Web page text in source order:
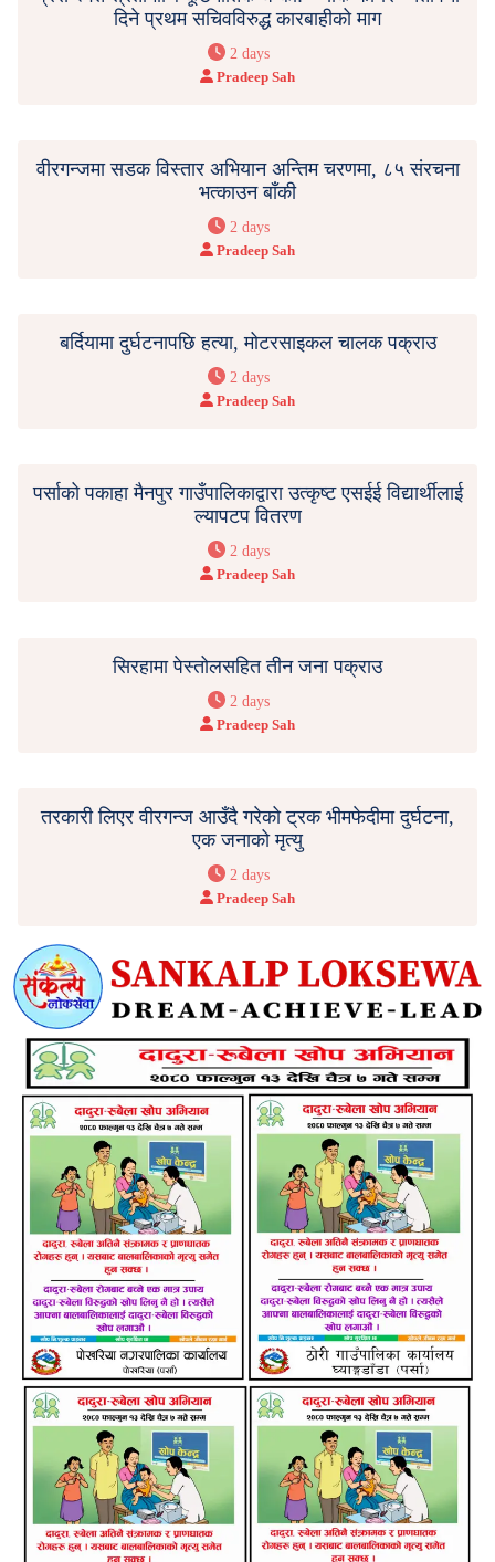
दिने प्रथम सचिवविरुद्ध कारबाहीको माग
2 days
Pradeep Sah
वीरगन्जमा सडक विस्तार अभियान अन्तिम चरणमा, ८५ संरचना
भत्काउन बाँकी
2 days
Pradeep Sah
बर्दियामा दुर्घटनापछि हत्या, मोटरसाइकल चालक पक्राउ
2 days
Pradeep Sah
पर्साको पकाहा मैनपुर गाउँपालिकाद्वारा उत्कृष्ट एसईई विद्यार्थीलाई
ल्यापटप वितरण
2 days
Pradeep Sah
सिरहामा पेस्तोलसहित तीन जना पक्राउ
2 days
Pradeep Sah
तरकारी लिएर वीरगन्ज आउँदै गरेको ट्रक भीमफेदीमा दुर्घटना,
एक जनाको मृत्यु
2 days
Pradeep Sah